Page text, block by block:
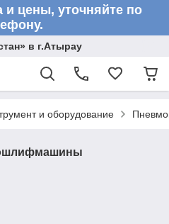
цены, уточняйте по
в г.Атырау
и оборудование